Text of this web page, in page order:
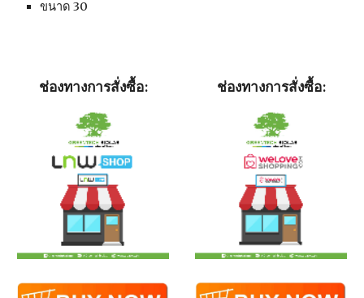
ขนาด 30
ช่องทางการสั่งซื้อ: ช่องทางการสั่งซื้อ: